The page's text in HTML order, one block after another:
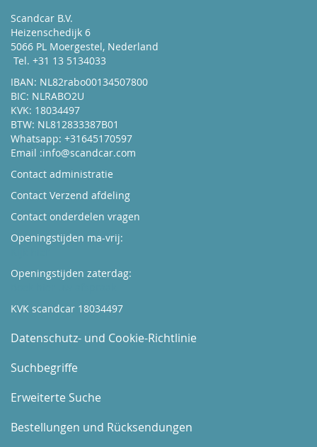
Scandcar B.V.
Heizenschedijk 6
5066 PL Moergestel, Nederland
Tel. +31 13 5134033
IBAN: NL82rabo00134507800
BIC: NLRABO2U
KVK: 18034497
BTW: NL812833387B01
Whatsapp: +31645170597
Email :info@scandcar.com
Contact administratie
Contact Verzend afdeling
Contact onderdelen vragen
Openingstijden ma-vrij:
Openingstijden zaterdag:
KVK scandcar 18034497
Datenschutz- und Cookie-Richtlinie
Suchbegriffe
Erweiterte Suche
Bestellungen und Rücksendungen